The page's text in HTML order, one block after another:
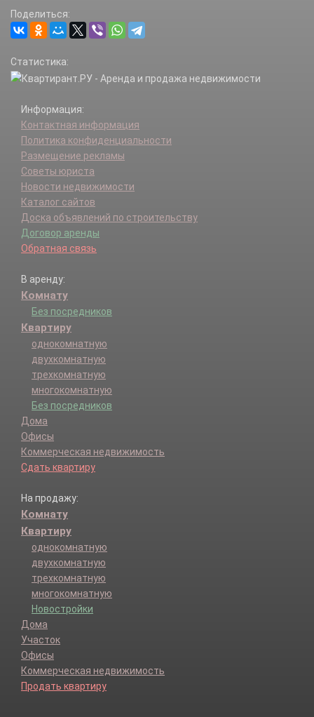
Поделиться:
Статистика:
Информация:
Контактная информация
Политика конфиденциальности
Размещение рекламы
Советы юриста
Новости недвижимости
Каталог сайтов
Доска объявлений по строительству
Договор аренды
Обратная связь
В аренду:
Комнату
Без посредников
Квартиру
однокомнатную
двухкомнатную
трехкомнатную
многокомнатную
Без посредников
Дома
Офисы
Коммерческая недвижимость
Сдать квартиру
На продажу:
Комнату
Квартиру
однокомнатную
двухкомнатную
трехкомнатную
многокомнатную
Новостройки
Дома
Участок
Офисы
Коммерческая недвижимость
Продать квартиру